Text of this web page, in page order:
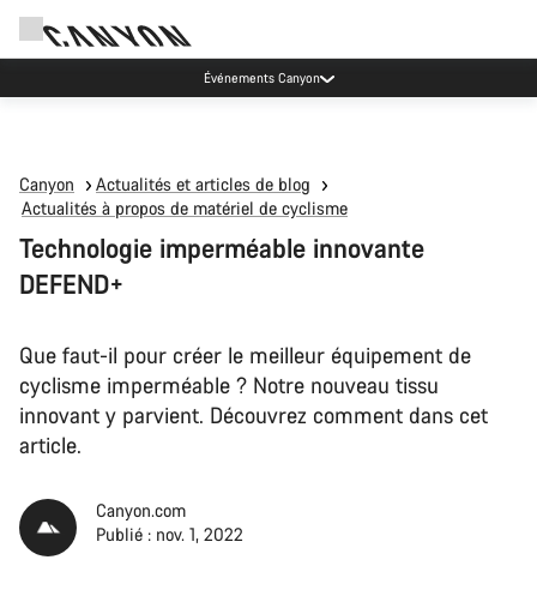
Canyon Factory Service Rotselaar
Canyon
Actualités et articles de blog
Actualités à propos de matériel de cyclisme
Technologie imperméable innovante
DEFEND+
Que faut-il pour créer le meilleur équipement de
cyclisme imperméable ? Notre nouveau tissu
innovant y parvient. Découvrez comment dans cet
article.
Canyon.com
Publié : nov. 1, 2022